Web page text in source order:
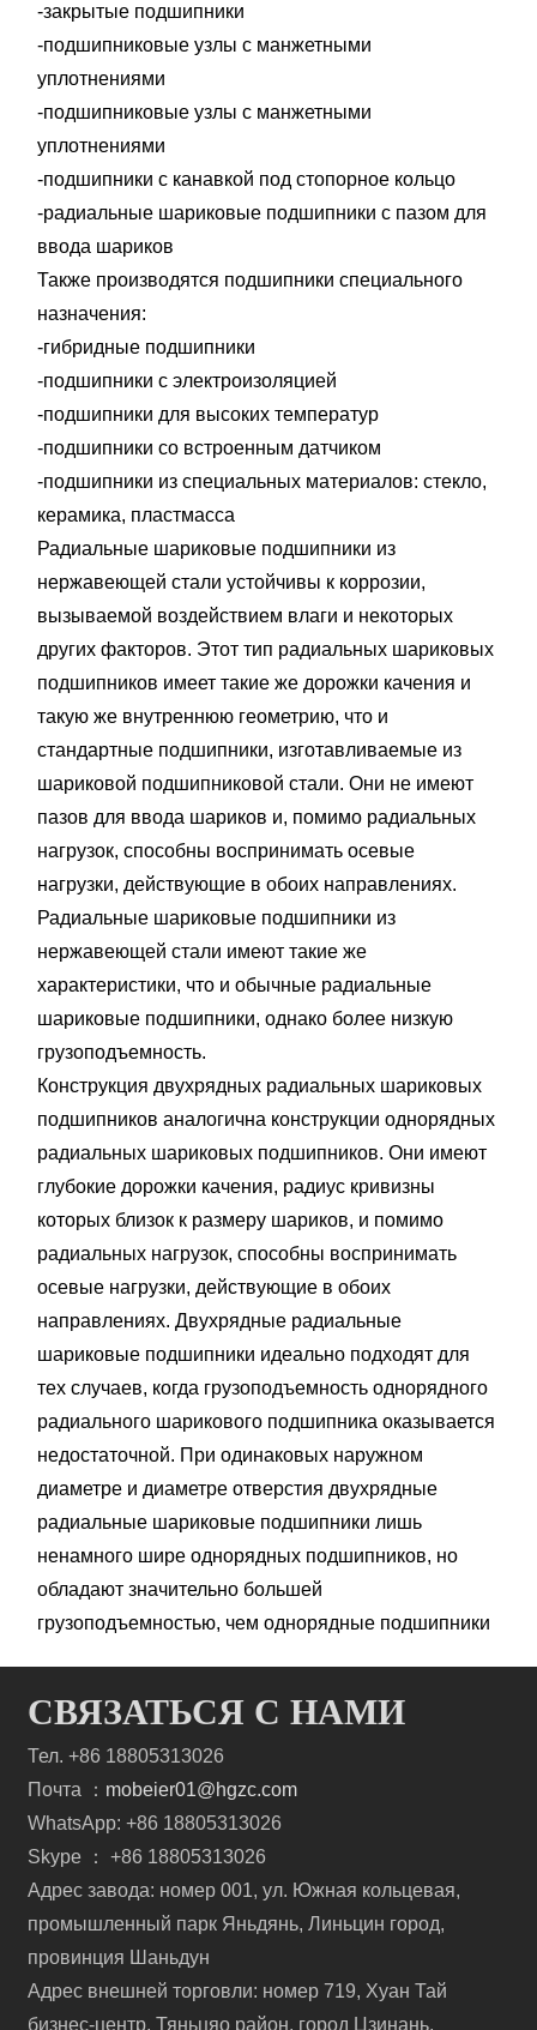
-закрытые подшипники
-подшипниковые узлы с манжетными
уплотнениями
-подшипниковые узлы с манжетными
уплотнениями
-подшипники с канавкой под стопорное кольцо
-радиальные шариковые подшипники с пазом для
ввода шариков
Также производятся подшипники специального
назначения:
-гибридные подшипники
-подшипники с электроизоляцией
-подшипники для высоких температур
-подшипники сo встроенным датчиком
-подшипники из специальных материалов: стекло,
керамика, пластмасса
Радиальные шариковые подшипники из
нержавеющей стали устойчивы к коррозии,
вызываемой воздействием влаги и некоторых
других факторов. Этот тип радиальных шариковых
подшипников имеет такие же дорожки качения и
такую же внутреннюю геометрию, что и
стандартные подшипники, изготавливаемые из
шариковой подшипниковой стали. Они не имеют
пазов для ввода шариков и, помимо радиальных
нагрузок, способны воспринимать осевые
нагрузки, действующие в обоих направлениях.
Радиальные шариковые подшипники из
нержавеющей стали имеют такие же
характеристики, что и обычные радиальные
шариковые подшипники, однако более низкую
грузоподъемность.
Конструкция двухрядных радиальных шариковых
подшипников аналогична конструкции однорядных
радиальных шариковых подшипников. Они имеют
глубокие дорожки качения, радиус кривизны
которых близок к размеру шариков, и помимо
радиальных нагрузок, способны воспринимать
осевые нагрузки, действующие в обоих
направлениях. Двухрядные радиальные
шариковые подшипники идеально подходят для
тех случаев, когда грузоподъемность однорядного
радиального шарикового подшипника оказывается
недостаточной. При одинаковых наружном
диаметре и диаметре отверстия двухрядные
радиальные шариковые подшипники лишь
ненамного шире однорядных подшипников, но
обладают значительно большей
грузоподъемностью, чем однорядные подшипники
СВЯЗАТЬСЯ С НАМИ
Тел. +86 18805313026
Почта ： mobeier01@hgzc.com
WhatsApp: +86 18805313026
Skype ： +86 18805313026
Адрес завода: номер 001, ул. Южная кольцевая,
промышленный парк Яньдянь, Линьцин город,
провинция Шаньдун
Адрес внешней торговли: номер 719, Хуан Тай
бизнес-центр, Тяньцяо район, город Цзинань,